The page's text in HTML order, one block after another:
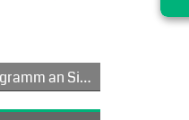
Umfassendes Produktprogramm an Sicherungen: High Speed, Low Voltage UL, electronic PCB uvm. IEC und British Standard sowie flinke und träge Sicherungen ab Lager verfügbar.